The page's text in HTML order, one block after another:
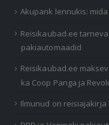
Akupank lennukis:
Reisikaubad.ee
pakiautomaadid
Reisikaubad.ee
ka Coop Panga ja
Ilmunud on